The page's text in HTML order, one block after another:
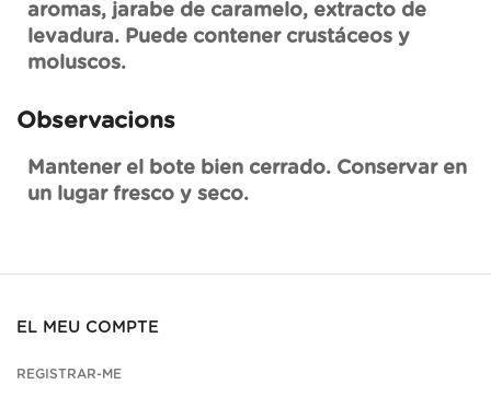
aromas, jarabe de caramelo, extracto de
levadura. Puede contener crustáceos y
moluscos.
Observacions
Mantener el bote bien cerrado. Conservar en
un lugar fresco y seco.
EL MEU COMPTE
REGISTRAR-ME